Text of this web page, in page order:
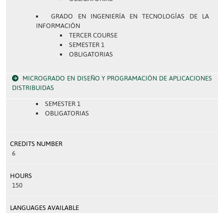
GRADO EN INGENIERÍA EN TECNOLOGÍAS DE LA
INFORMACIÓN
TERCER COURSE
SEMESTER 1
OBLIGATORIAS
MICROGRADO EN DISEÑO Y PROGRAMACIÓN DE APLICACIONES
DISTRIBUIDAS
SEMESTER 1
OBLIGATORIAS
CREDITS NUMBER
6
HOURS
150
LANGUAGES AVAILABLE